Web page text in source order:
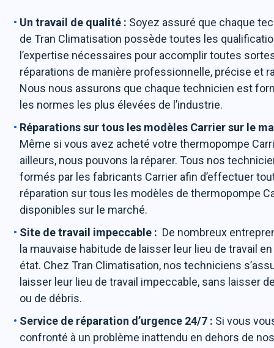
Un travail de qualité : Soyez assuré que chaque
de Tran Climatisation possède toutes les
l’expertise nécessaires pour accomplir toutes
réparations de manière professionnelle, précise et
Nous nous assurons que chaque technicien est
les normes les plus élevées de l’industrie.
Réparations sur tous les modèles Carrier sur le
Même si vous avez acheté votre thermopompe
ailleurs, nous pouvons la réparer. Tous nos
formés par les fabricants Carrier afin d’effectuer
réparation sur tous les modèles de thermopompe
disponibles sur le marché.
Site de travail impeccable : De nombreux
la mauvaise habitude de laisser leur lieu de travail
état. Chez Tran Climatisation, nos techniciens
laisser leur lieu de travail impeccable, sans laisser
ou de débris.
Service de réparation d’urgence 24/7 : Si vous
confronté à un problème inattendu en dehors de